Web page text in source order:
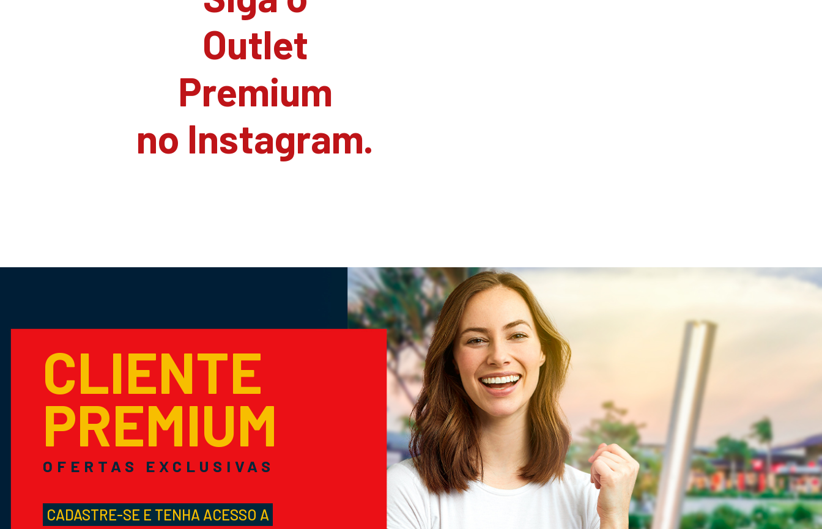
Outlet
Premium
no Instagram.
CLIENTE
PREMIUM
OFERTAS EXCLUSIVAS
CADASTRE-SE E TENHA ACESSO A